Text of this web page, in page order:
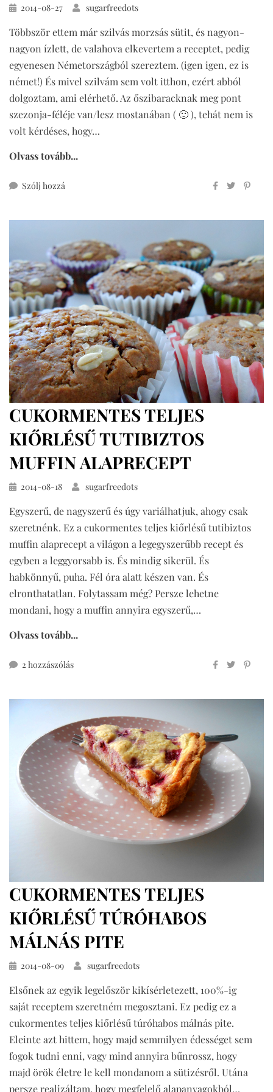
Közzétéve
2014-08-27 sugarfreedots
Többször ettem már szilvás morzsás sütit, és nagyon-
nagyon ízlett, de valahova elkevertem a receptet, pedig
egyenesen Németországból szereztem. (igen igen, ez is
német!) És mivel szilvám sem volt itthon, ezért abból
dolgoztam, ami elérhető. Az őszibaracknak meg pont
szezonja-féléje van/lesz mostanában ( 🙂 ), tehát nem is
volt kérdéses, hogy…
Olvass tovább...
Szólj hozzá
morzsás
barackos
lepény
CUKORMENTES TELJES
KIŐRLÉSŰ TUTIBIZTOS
MUFFIN ALAPRECEPT
Közzétéve
2014-08-18 sugarfreedots
Egyszerű, de nagyszerű és úgy variálhatjuk, ahogy csak
szeretnénk. Ez a cukormentes teljes kiőrlésű tutibiztos
muffin alaprecept a világon a legegyszerűbb recept és
egyben a leggyorsabb is. És mindig sikerül. És
habkönnyű, puha. Fél óra alatt készen van. És
elronthatatlan. Folytassam még? Persze lehetne
mondani, hogy a muffin annyira egyszerű,…
Olvass tovább...
2 hozzászóláscukormentes
muffin
alaprecept
című
bejegyzéshez
CUKORMENTES TELJES
KIŐRLÉSŰ TÚRÓHABOS
MÁLNÁS PITE
Közzétéve
2014-08-09 sugarfreedots
Elsőnek az egyik legelőször kikísérletezett, 100%-ig
saját receptem szeretném megosztani. Ez pedig ez a
cukormentes teljes kiőrlésű túróhabos málnás pite.
Eleinte azt hittem, hogy majd semmilyen édességet sem
fogok tudni enni, vagy mind annyira bűnrossz, hogy
majd örök életre le kell mondanom a sütizésről. Utána
persze realizáltam, hogy megfelelő alapanyagokból…